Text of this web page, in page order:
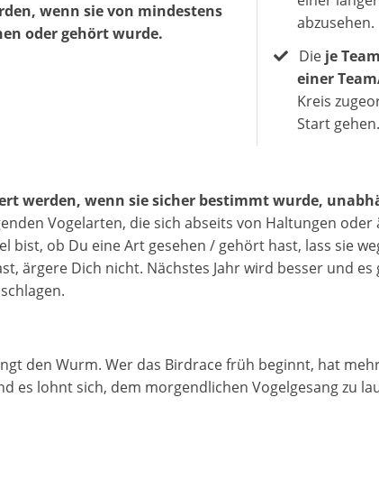
wenn sie von mindestens
oder gehört wurde.
abzusehen.
Die je
einer
Kreis
Start gehen.
werden, wenn sie sicher bestimmt wurde,
Vogelarten, die sich abseits von Haltungen
bist, ob Du eine Art gesehen / gehört hast, lass sie
ärgere Dich nicht. Nächstes Jahr wird besser und
den Wurm. Wer das Birdrace früh beginnt, hat
es lohnt sich, dem morgendlichen Vogelgesang zu